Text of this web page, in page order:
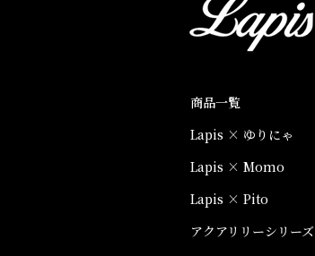
商品一覧
Lapis × ゆりにゃ
Lapis × Momo
Lapis × Pito
アクアリリーシリーズ